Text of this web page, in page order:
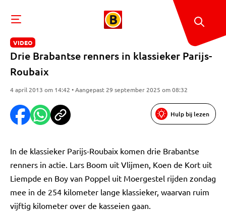
VIDEO
Drie Brabantse renners in klassieker Parijs-
Roubaix
4 april 2013 om 14:42 • Aangepast 29 september 2025 om 08:32
Hulp bij lezen
In de klassieker Parijs-Roubaix komen drie Brabantse
renners in actie. Lars Boom uit Vlijmen, Koen de Kort uit
Liempde en Boy van Poppel uit Moergestel rijden zondag
mee in de 254 kilometer lange klassieker, waarvan ruim
vijftig kilometer over de kasseien gaan.